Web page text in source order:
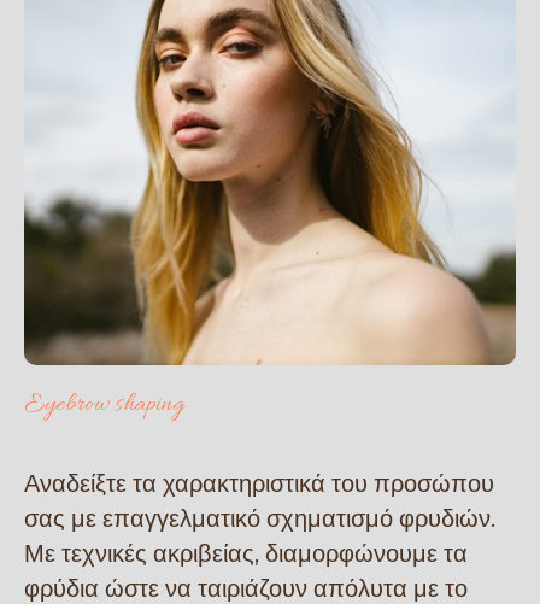
Eyebrow shaping
Αναδείξτε τα χαρακτηριστικά του προσώπου
σας με επαγγελματικό σχηματισμό φρυδιών.
Με τεχνικές ακριβείας, διαμορφώνουμε τα
φρύδια ώστε να ταιριάζουν απόλυτα με το